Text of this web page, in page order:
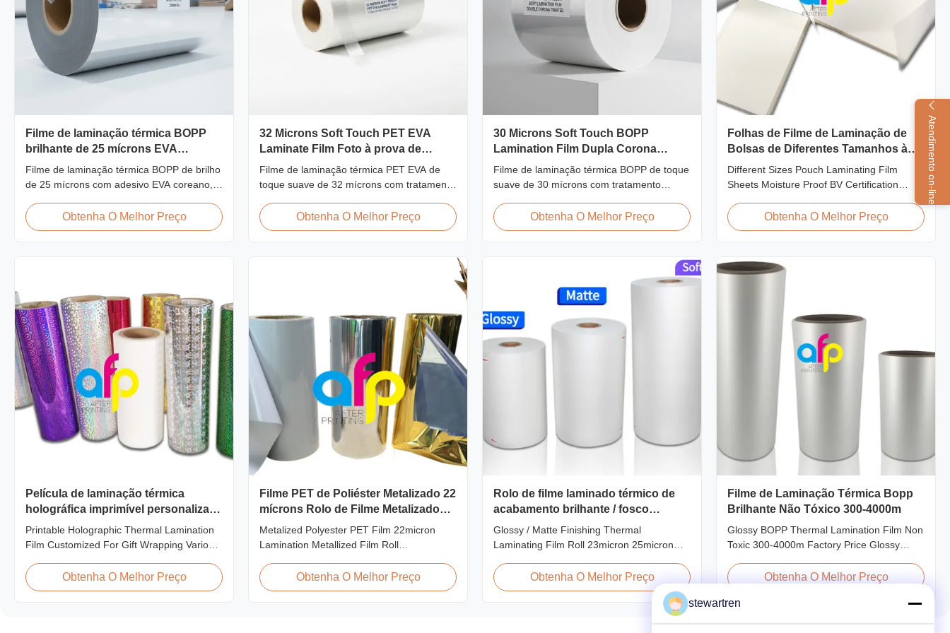
Atendimento on-line
Filme de laminação térmica BOPP
brilhante de 25 mícrons EVA
coreano 2200mm
Filme de laminação térmica BOPP de brilho
de 25 mícrons com adesivo EVA coreano,
resistência à tração ≥150 MPa, ideal para
proteção de documentos e fotos com
Obtenha O Melhor Preço
32 Microns Soft Touch PET EVA
Laminate Film Foto à prova de
umidade UV
Filme de laminação térmica PET EVA de
toque suave de 32 mícrons com tratamento
à prova de umidade, acabamento tátil
aveludado, projetado para álbuns de fotos
Obtenha O Melhor Preço
30 Microns Soft Touch BOPP
Lamination Film Dupla Corona
Tratada
Filme de laminação térmica BOPP de toque
suave de 30 mícrons com tratamento
tátil aveludado, ideal para álbuns de fotos
premium, livros de casamento e
e comprimento personalizados disponíveis.
Obtenha O Melhor Preço
Folhas de Filme de Laminação de
Bolsas de Diferentes Tamanhos à
Prova de Umidade Certificação BV
Different Sizes Pouch Laminating Film
Sheets Moisture Proof BV Certification
Laminating Pouches, Laminator Sheets We
produce laminating pouches with various
All laminator sheets ...
Obtenha O Melhor Preço
Película de laminação térmica
holográfica imprimível personalizada
para embrulho de presentes
Printable Holographic Thermal Lamination
Film Customized For Gift Wrapping Various
Film for Gift Wrapping Our comprehensive
range of holographic thermal lamination
Obtenha O Melhor Preço
Filme PET de Poliéster Metalizado 22
mícrons Rolo de Filme Metalizado
para Laminação
Metalized Polyester PET Film 22micron
Lamination Metallized Film Roll
Supported Metalized Polyester PET Film for
Thermal Lamination Polyester PET
Obtenha O Melhor Preço
Rolo de filme laminado térmico de
acabamento brilhante / fosco
23micron 25micron
Glossy / Matte Finishing Thermal
Laminating Film Roll 23micron 25micron
Thermal Laminating Film Roll is used to
laminate printed paper or paperboard by
heating the coated EVA via roll laminator
Obtenha O Melhor Preço
Filme de Laminação Térmica Bopp
Brilhante Não Tóxico 300-4000m
Glossy BOPP Thermal Lamination Film Non
Toxic 300-4000m Factory Price Glossy
toxic, pollution-free, high transparency and
ageing of corona, few defects and good
Obtenha O Melhor Preço
stewartren